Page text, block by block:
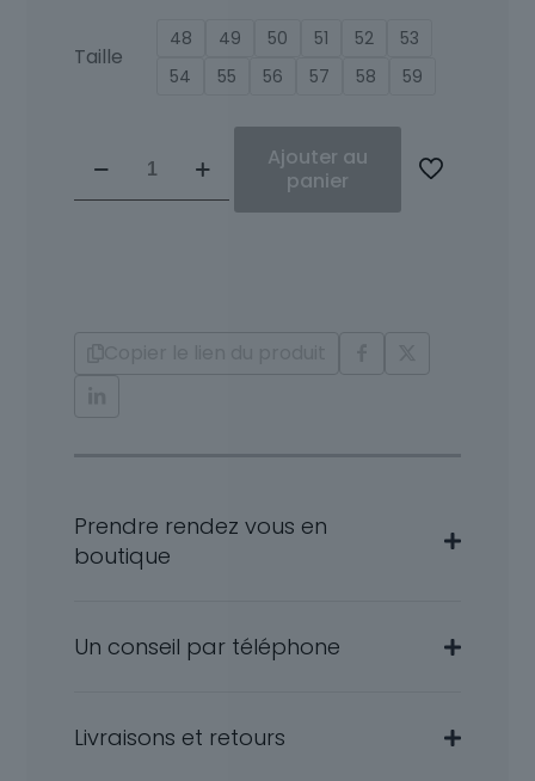
Taille
48 49 50 51 52
53
54
55 56 57 58 59
Solitaire
Ajouter au
panier
Prendre rendez vous en
boutique
Un conseil par téléphone
Livraisons et retours